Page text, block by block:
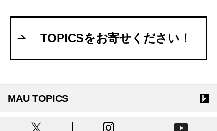
TOPICSをお寄せください！
MAU TOPICS